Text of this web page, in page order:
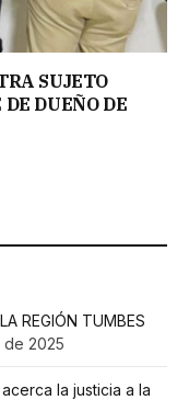
SUJETO
DUEÑO DE
REGIÓN TUMBES
2025
la justicia a la